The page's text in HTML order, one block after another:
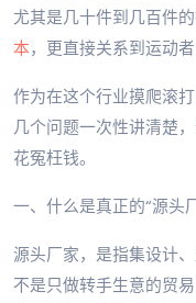
尤其是几十件到几百件
本，更直接关系到运动
作为在这个行业摸爬滚
几个问题一次性讲清楚
花冤枉钱。
一、什么是真正的“源头
源头厂家，是指集设计
不是只做转手生意的贸